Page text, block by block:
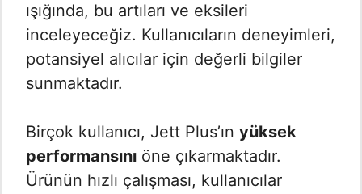
ışığında, bu artıları ve eksileri
inceleyeceğiz. Kullanıcıların deneyimleri,
potansiyel alıcılar için değerli bilgiler
sunmaktadır.
Birçok kullanıcı, Jett Plus’ın yüksek
performansını öne çıkarmaktadır.
Ürünün hızlı çalışması, kullanıcılar